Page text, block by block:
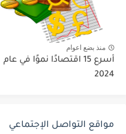
منذ بضع اعوام
أسرع 15 اقتصادًا نموًا في عام
2024
مواقع التواصل الإجتماعي